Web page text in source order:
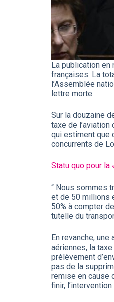
La publication
françaises. La
l’Assemblée
lettre morte.
Sur la douzaine
taxe de
qui estiment que
concurrents de
Statu quo pour la
“ Nous sommes
et de 50 millions
50% à compter
tutelle du
En revanche,
aériennes, la
prélèvement
pas de la
remise en cause
finir,